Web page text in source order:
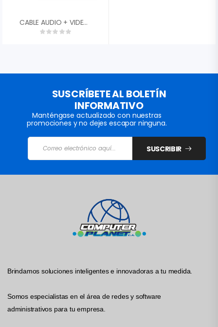
CABLE AUDIO + VIDEO + CORRIENTE 15 MTS
SUSCRÍBETE AL BOLETÍN
INFORMATIVO
Manténgase actualizado con nuestras
promociones y no dejes escapar ninguna.
SUSCRIBIR
Brindamos soluciones inteligentes e innovadoras a tu medida.
Somos especialistas en el área de redes y software
administrativos para tu empresa.